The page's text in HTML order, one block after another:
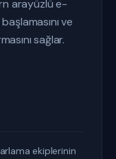
arayüzlü e-
ve
sağlar.
ekiplerinin